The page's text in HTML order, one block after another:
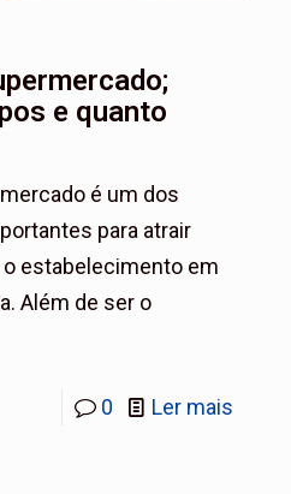
e quanto
é um dos
para atrair
estabelecimento em
Além de ser o
0 Ler mais